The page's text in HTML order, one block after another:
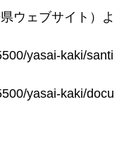
ウェブサイト）よ
yasai-kaki/santi
yasai-kaki/docu